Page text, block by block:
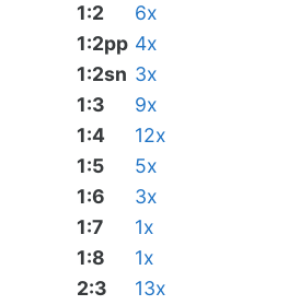
1:2
6x
1:2pp 4x
1:2sn 3x
1:3
9x
1:4
12x
1:5
5x
1:6
3x
1:7
1x
1:8
1x
2:3
13x